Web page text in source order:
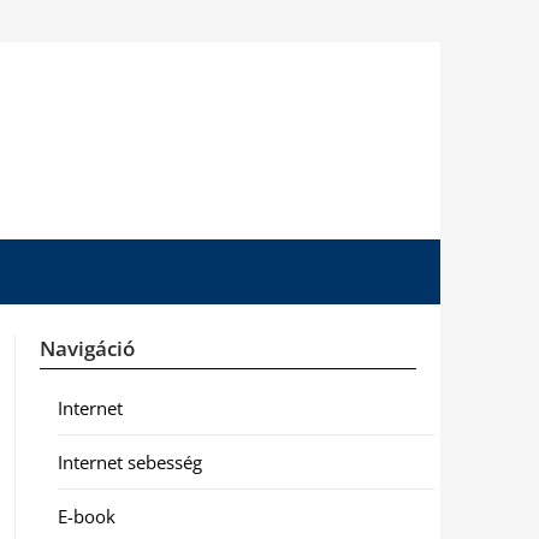
Navigáció
Internet
Internet sebesség
E-book